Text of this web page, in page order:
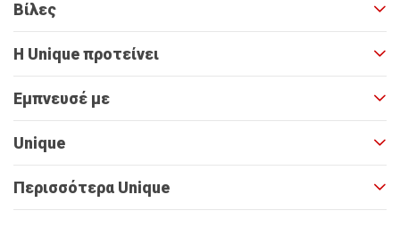
Βίλες
Η Unique προτείνει
Εμπνευσέ με
Unique
Περισσότερα Unique